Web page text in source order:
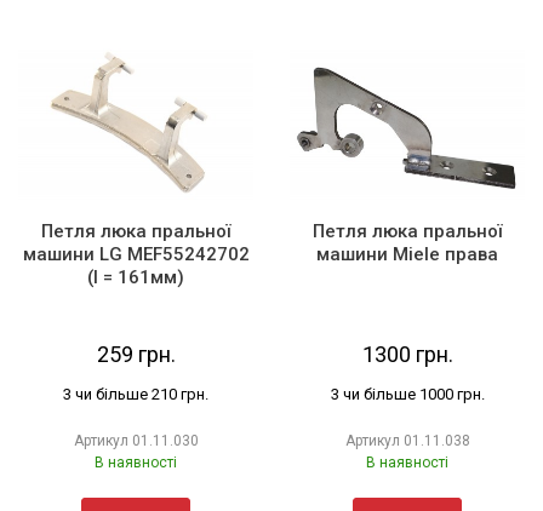
Петля люка пральної
машини LG MEF55242702
(l = 161мм)
259 грн.
3 чи більше 210 грн.
Артикул 01.11.030
В наявності
Петля люка пральної
машини Miele права
1300 грн.
3 чи більше 1000 грн.
Артикул 01.11.038
В наявності